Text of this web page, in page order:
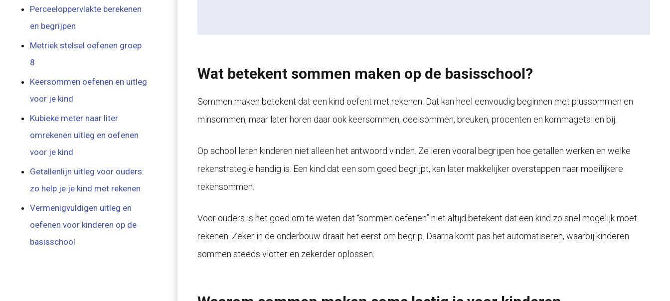
Wat betekent sommen maken op de basisschool?
Sommen maken betekent dat een kind oefent met rekenen. Dat kan heel eenvoudig beginnen met plussommen en
minsommen, maar later horen daar ook keersommen, deelsommen, breuken, procenten en kommagetallen bij.
Op school leren kinderen niet alleen het antwoord vinden. Ze leren vooral begrijpen hoe getallen werken en welke
rekenstrategie handig is. Een kind dat een som goed begrijpt, kan later makkelijker overstappen naar moeilijkere
rekensommen.
Voor ouders is het goed om te weten dat “sommen oefenen” niet altijd betekent dat een kind zo snel mogelijk moet
rekenen. Zeker in de onderbouw draait het eerst om begrip. Daarna komt pas het automatiseren, waarbij kinderen
sommen steeds vlotter en zekerder oplossen.
Perceeloppervlakte berekenen
en begrijpen
Metriek stelsel oefenen groep
8
Keersommen oefenen en uitleg
voor je kind
Kubieke meter naar liter
omrekenen uitleg en oefenen
voor je kind
Getallenlijn uitleg voor ouders:
zo help je je kind met rekenen
Vermenigvuldigen uitleg en
oefenen voor kinderen op de
basisschool